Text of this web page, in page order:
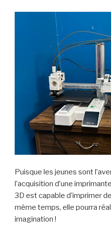
Puisque les jeunes sont
l’acquisition d’une
3D est capable d’imprimer
même temps, elle pourra
imagination !